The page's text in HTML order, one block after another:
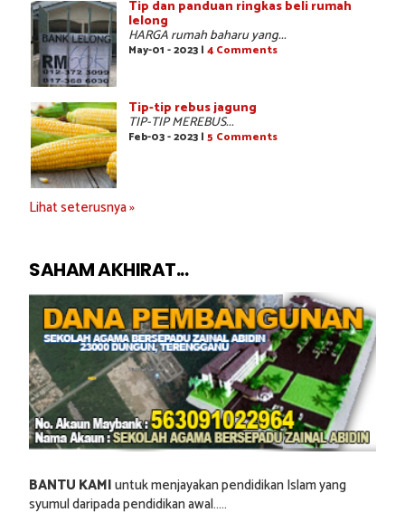
Tip dan panduan ringkas beli rumah
lelong
HARGA rumah baharu yang...
May-01 - 2023 | 4 Comments
Tip-tip rebus jagung
TIP-TIP MEREBUS...
Feb-03 - 2023 | 5 Comments
Lihat seterusnya »
SAHAM AKHIRAT...
BANTU KAMIuntuk menjayakan pendidikan Islam yang
syumul daripada pendidikan awal.....